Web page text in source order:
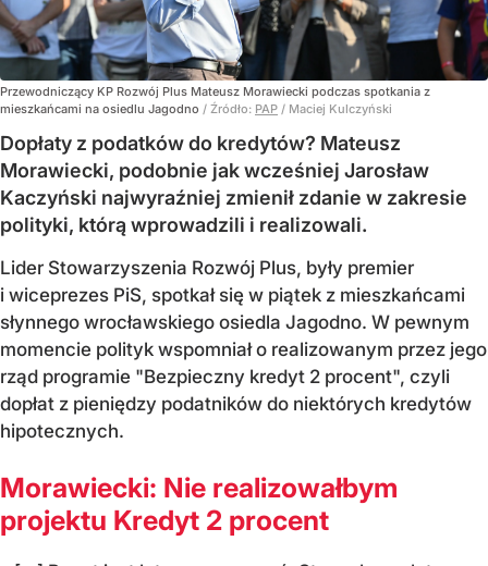
Przewodniczący KP Rozwój Plus Mateusz Morawiecki podczas spotkania z
mieszkańcami na osiedlu Jagodno / Źródło: PAP / Maciej Kulczyński
Dopłaty z podatków do kredytów? Mateusz
Morawiecki, podobnie jak wcześniej Jarosław
Kaczyński najwyraźniej zmienił zdanie w zakresie
polityki, którą wprowadzili i realizowali.
Lider Stowarzyszenia Rozwój Plus, były premier
i wiceprezes PiS, spotkał się w piątek z mieszkańcami
słynnego wrocławskiego osiedla Jagodno. W pewnym
momencie polityk wspomniał o realizowanym przez jego
rząd programie "Bezpieczny kredyt 2 procent", czyli
dopłat z pieniędzy podatników do niektórych kredytów
hipotecznych.
Morawiecki: Nie realizowałbym
projektu Kredyt 2 procent